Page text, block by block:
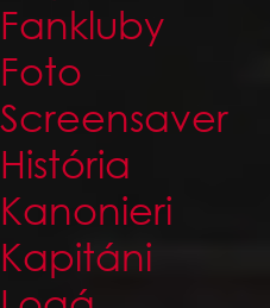
Fankluby
Foto
Screensaver
História
Kanonieri
Kapitáni